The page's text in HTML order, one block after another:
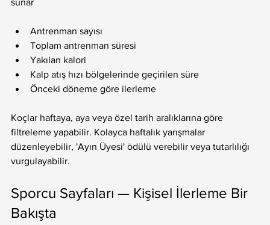
sunar
Antrenman sayısı
Toplam antrenman süresi
Yakılan kalori
Kalp atış hızı bölgelerinde geçirilen süre
Önceki döneme göre ilerleme
Koçlar haftaya, aya veya özel tarih aralıklarına göre
filtreleme yapabilir. Kolayca haftalık yarışmalar
düzenleyebilir, 'Ayın Üyesi' ödülü verebilir veya tutarlılığı
vurgulayabilir.
Sporcu Sayfaları — Kişisel İlerleme Bir
Bakışta